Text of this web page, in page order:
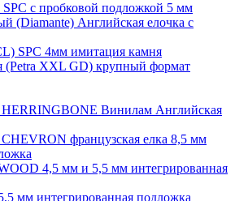
с пробковой подложкой 5 мм
(Diamante) Английская елочка с
SPC 4мм имитация камня
(Petra XXL GD) крупный формат
Винилам Английская
французская елка 8,5 мм
4,5 мм и 5,5 мм интегрированная
мм интегрированная подложка